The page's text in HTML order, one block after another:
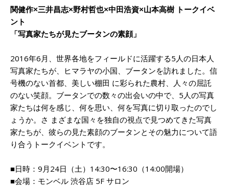
関健作×三井昌志×野村哲也×中田浩資×山本高樹 トークイベ
ント
「写真家たちが見たブータンの素顔」
2016年6月、世界各地をフィールドに活躍する5人の日本人
写真家たちが、ヒマラヤの小国、ブータンを訪れました。信
号機のない首都、美しい棚田 に彩られた農村、人々の屈託
のない笑顔。ブータンでの数々の出会いの中で、5人の写真
家たちは何を感じ、何を思い、何を写真に切り取ったのでし
ょうか。さ まざまな国々を独自の視点で見つめてきた写真
家たちが、彼らの見た素顔のブータンとその魅力について語
り合うトークイベントです。
■日時：9月24日（土）14:30〜16:30（14:00開場）
■会場：モンベル 渋谷店 5F サロン